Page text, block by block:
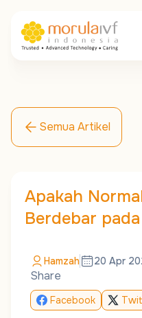
Semua Artikel
Apakah
Berdebar
Hamzah 20 Apr
Share
Facebook